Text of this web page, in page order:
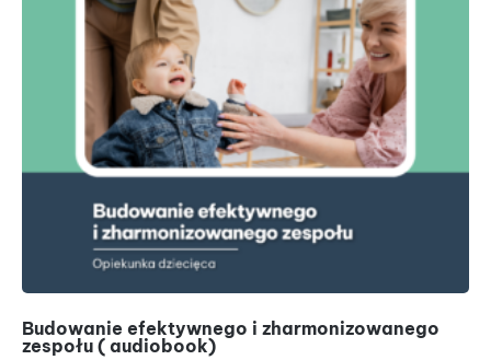
Budowanie efektywnego i zharmonizowanego
zespołu ( audiobook)